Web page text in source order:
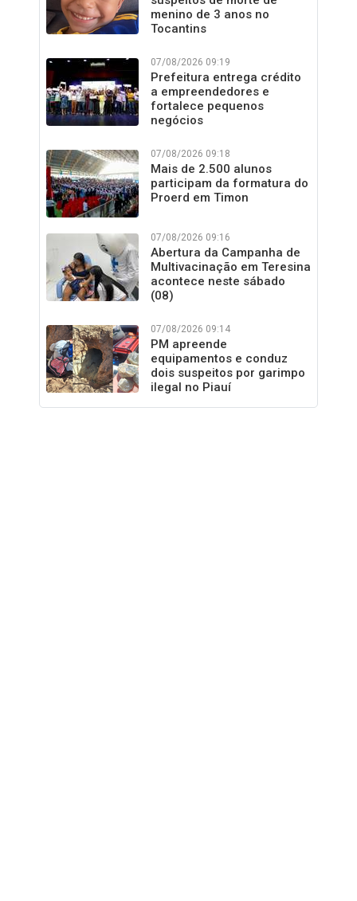
menino de 3 anos no
Tocantins
07/08/2026 09:19
Prefeitura entrega crédito
a empreendedores e
fortalece pequenos
negócios
07/08/2026 09:18
Mais de 2.500 alunos
participam da formatura do
Proerd em Timon
07/08/2026 09:16
Abertura da Campanha de
Multivacinação em Teresina
acontece neste sábado
(08)
07/08/2026 09:14
PM apreende
equipamentos e conduz
dois suspeitos por garimpo
ilegal no Piauí